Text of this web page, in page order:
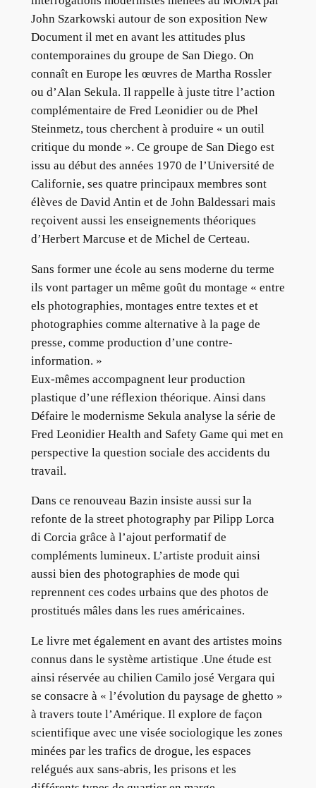
John Szarkowski autour de son exposition New
Document il met en avant les attitudes plus
contemporaines du groupe de San Diego. On
connaît en Europe les œuvres de Martha Rossler
ou d’Alan Sekula. Il rappelle à juste titre l’action
complémentaire de Fred Leonidier ou de Phel
Steinmetz, tous cherchent à produire « un outil
critique du monde ». Ce groupe de San Diego est
issu au début des années 1970 de l’Université de
Californie, ses quatre principaux membres sont
élèves de David Antin et de John Baldessari mais
reçoivent aussi les enseignements théoriques
d’Herbert Marcuse et de Michel de Certeau.
Sans former une école au sens moderne du terme
ils vont partager un même goût du montage « entre
els photographies, montages entre textes et et
photographies comme alternative à la page de
presse, comme production d’une contre-
information. »
Eux-mêmes accompagnent leur production
plastique d’une réflexion théorique. Ainsi dans
Défaire le modernisme Sekula analyse la série de
Fred Leonidier Health and Safety Game qui met en
perspective la question sociale des accidents du
travail.
Dans ce renouveau Bazin insiste aussi sur la
refonte de la street photography par Pilipp Lorca
di Corcia grâce à l’ajout performatif de
compléments lumineux. L’artiste produit ainsi
aussi bien des photographies de mode qui
reprennent ces codes urbains que des photos de
prostitués mâles dans les rues américaines.
Le livre met également en avant des artistes moins
connus dans le système artistique .Une étude est
ainsi réservée au chilien Camilo josé Vergara qui
se consacre à « l’évolution du paysage de ghetto »
à travers toute l’Amérique. Il explore de façon
scientifique avec une visée sociologique les zones
minées par les trafics de drogue, les espaces
relégués aux sans-abris, les prisons et les